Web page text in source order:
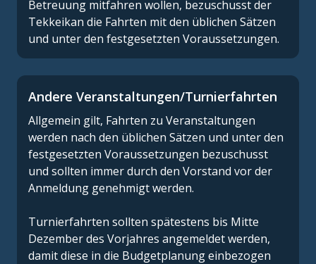
Betreuung mitfahren wollen, bezuschusst der
Tekkeikan die Fahrten mit den üblichen Sätzen
und unter den festgesetzten Voraussetzungen.
Andere Veranstaltungen/Turnierfahrten
Allgemein gilt, Fahrten zu Veranstaltungen
werden nach den üblichen Sätzen und unter den
festgesetzten Voraussetzungen bezuschusst
und sollten immer durch den Vorstand vor der
Anmeldung genehmigt werden.
Turnierfahrten sollten spätestens bis Mitte
Dezember des Vorjahres angemeldet werden,
damit diese in die Budgetplanung einbezogen